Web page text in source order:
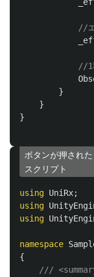
//
//1
}
}
}
ボタンが押され
スクリプト
using UniRx;
using
using
namespace
{
///